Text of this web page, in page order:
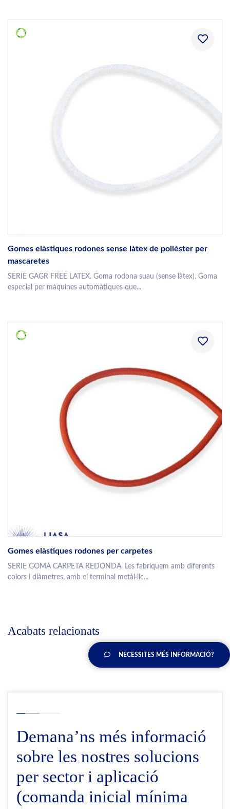
Gomes elàstiques rodones sense làtex de polièster per
mascaretes
SERIE GAGR FREE LATEX. Goma rodona suau (sense làtex). Goma
especial per màquines automàtiques que...
Gomes elàstiques rodones per carpetes
SERIE GOMA CARPETA REDONDA. Les fabriquem amb diferents
colors i diàmetres, amb el terminal metàl·lic...
Acabats relacionats
NECESSITES MÉS INFORMACIÓ?
Demana’ns més informació
sobre les nostres solucions
per sector i aplicació
(comanda inicial mínima